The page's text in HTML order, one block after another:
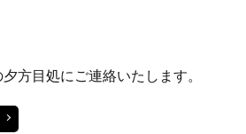
方目処にご連絡いたします。